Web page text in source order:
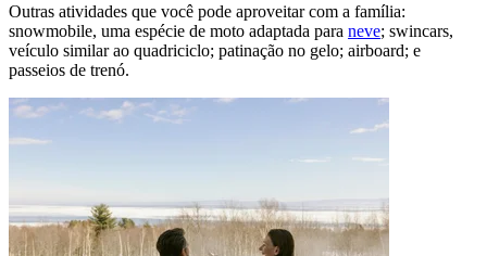
Outras atividades que você pode aproveitar com a família:
snowmobile, uma espécie de moto adaptada para neve; swincars,
veículo similar ao quadriciclo; patinação no gelo; airboard; e
passeios de trenó.